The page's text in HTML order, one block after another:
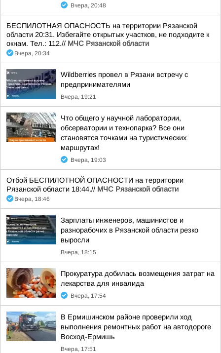
Вчера, 20:48
БЕСПИЛОТНАЯ ОПАСНОСТЬ на территории Рязанской
области 20:31. Избегайте открытых участков, не подходите к
окнам. Тел.: 112.// МЧС Рязанской области
Вчера, 20:34
Wildberries провел в Рязани встречу с
предпринимателями
Вчера, 19:21
Что общего у научной лаборатории,
обсерватории и технопарка? Все они
становятся точками на туристических
маршрутах!
Вчера, 19:03
Отбой БЕСПИЛОТНОЙ ОПАСНОСТИ на территории
Рязанской области 18:44.// МЧС Рязанской области
Вчера, 18:46
Зарплаты инженеров, машинистов и
разнорабочих в Рязанской области резко
выросли
Вчера, 18:15
Прокуратура добилась возмещения затрат на
лекарства для инвалида
Вчера, 17:54
В Ермишинском районе проверили ход
выполнения ремонтных работ на автодороге
Восход-Ермишь
Вчера, 17:51